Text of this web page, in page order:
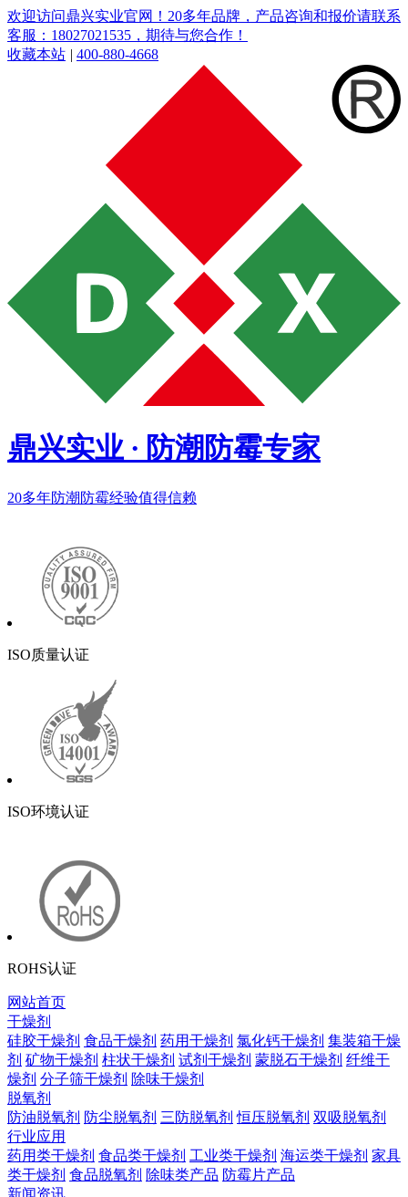
欢迎访问鼎兴实业官网！20多年品牌，产品咨询和报价请联系
客服：18027021535，期待与您合作！
收藏本站 | 400-880-4668
鼎兴实业 · 防潮防霉专家
20多年防潮防霉经验值得信赖
ISO质量认证
ISO环境认证
ROHS认证
网站首页
干燥剂
硅胶干燥剂 食品干燥剂 药用干燥剂 氯化钙干燥剂 集装箱干燥
剂 矿物干燥剂 柱状干燥剂 试剂干燥剂 蒙脱石干燥剂 纤维干
燥剂 分子筛干燥剂 除味干燥剂
脱氧剂
防油脱氧剂 防尘脱氧剂 三防脱氧剂 恒压脱氧剂 双吸脱氧剂
行业应用
药用类干燥剂 食品类干燥剂 工业类干燥剂 海运类干燥剂 家具
类干燥剂 食品脱氧剂 除味类产品 防霉片产品
新闻资讯